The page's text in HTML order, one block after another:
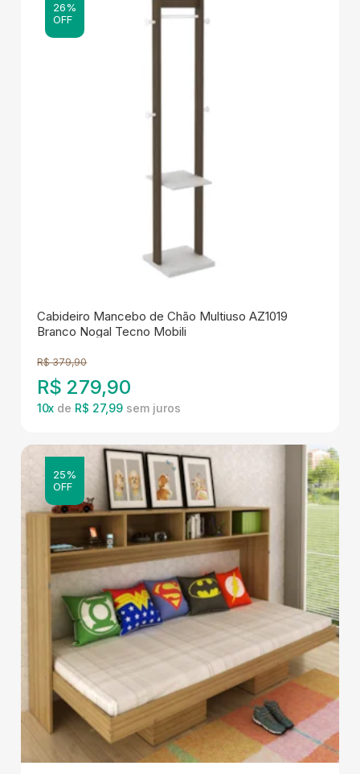
26%
OFF
Cabideiro Mancebo de Chão Multiuso AZ1019
Branco Nogal Tecno Mobili
R$ 379,90
R$ 279,90
10x de R$ 27,99
25%
OFF